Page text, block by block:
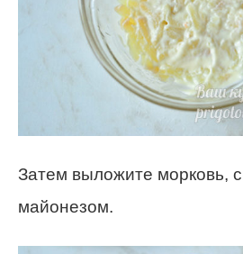
Затем выложите морковь,
майонезом.